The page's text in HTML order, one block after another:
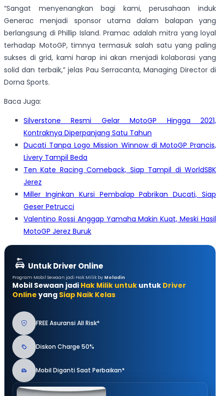
“Sangat menyenangkan bagi kami, perusahaan induk
Generac menjadi sponsor utama dalam balapan yang
berlangsung di Phillip Island. Pramac adalah mitra yang loyal
terhadap MotoGP, timnya termasuk salah satu yang paling
sukses di grid, kami harap ini akan menjadi kolaborasi yang
solid dan terbaik,” jelas Pau Serracanta, Managing Director di
Dorna Sports.
Baca Juga:
Silverstone Resmi Gelar MotoGP Hingga 2021,
Kontraknya Diperpanjang Satu Tahun
Ducati Tanpa Logo Mission Winnow di MotoGP Prancis,
Livery Tampil Beda
Ten Kate Racing Comeback, Siap Tampil di WorldSBK
Jerez
Miller Inginkan Kursi Pembalap Pabrikan Ducati, Siap
Geser Petrucci
Valentino Rossi Anggap Yamaha Makin Kuat, Meski Hasil
MotoGP Jerez Buruk
Untuk Driver Online
Program Mobil Sewaan jadi Hak Milik by Moladin
Mobil Sewaan jadi Hak Milik untuk untuk Driver
Online yang Siap Naik Kelas
FREE Asuransi All Risk*
Diskon Charge 50%
Mobil Diganti Saat Perbaikan*